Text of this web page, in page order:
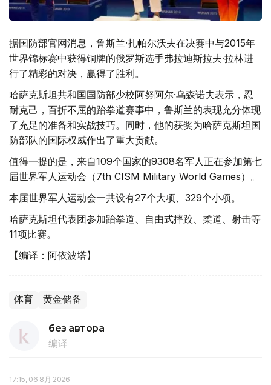
据国防部官网消息，鲁斯兰·扎帕尔沃夫在决赛中与2015年
世界锦标赛中获得铜牌的俄罗斯选手弗拉迪斯拉夫·拉林进
行了精彩的对决，赢得了胜利。
哈萨克斯坦共和国国防部少校阿努阿尔·乌森诺夫表示，忍
耐克己，百折不屈的跆拳道赛事中，鲁斯兰的表现充分体现
了充足的准备和实战技巧。同时，他的获奖为哈萨克斯坦国
防部队的国际权威作出了重大贡献。
值得一提的是，来自109个国家的9308名军人正在参加第七
届世界军人运动会（7th CISM Military World Games）。
本届世界军人运动会一共设有27个大项、329个小项。
哈萨克斯坦代表团参加跆拳道、自由式摔跤、柔道、射击等
11项比赛。
【编译：阿依波塔】
体育 黄金储备
без автора
编译
17:15, 06 8月 2026